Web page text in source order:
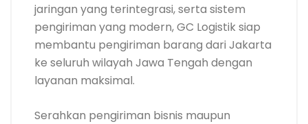
jaringan yang terintegrasi, serta sistem
pengiriman yang modern, GC Logistik siap
membantu pengiriman barang dari Jakarta
ke seluruh wilayah Jawa Tengah dengan
layanan maksimal.
Serahkan pengiriman bisnis maupun